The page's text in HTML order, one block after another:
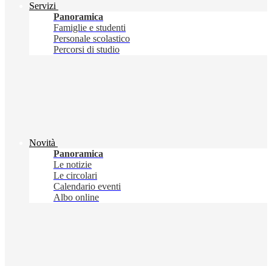
Servizi
Panoramica
Famiglie e studenti
Personale scolastico
Percorsi di studio
Novità
Panoramica
Le notizie
Le circolari
Calendario eventi
Albo online